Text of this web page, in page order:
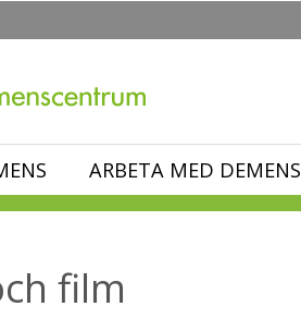
ARBETA MED DEMENS
film